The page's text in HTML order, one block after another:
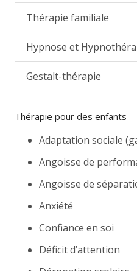
Thérapie familiale
Hypnose et
Gestalt-thérapie
Thérapie pour des enfants
Adaptation sociale
Angoisse de
Angoisse de
Anxiété
Confiance en soi
Déficit d’attention